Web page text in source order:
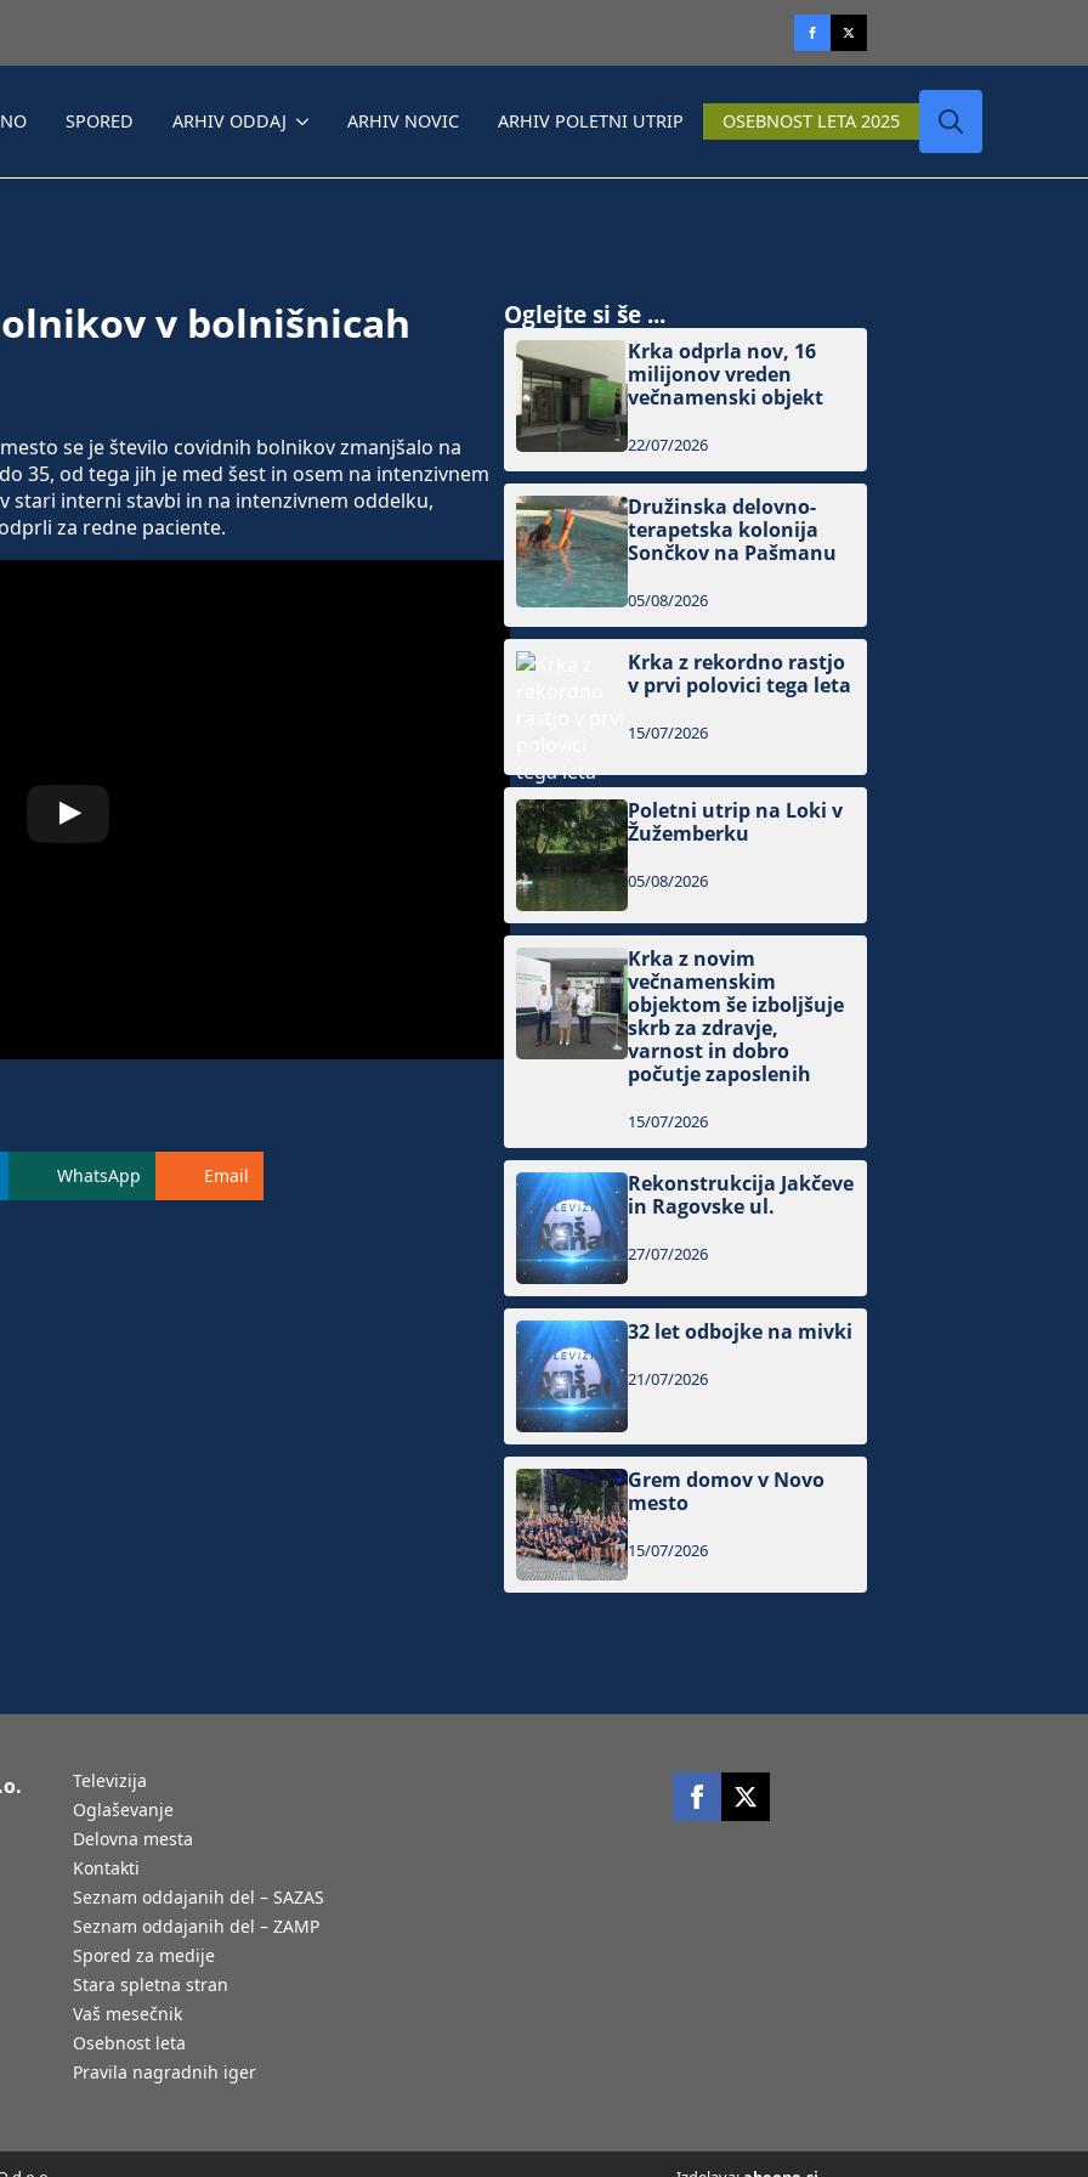
SPORED ARHIV ODDAJ ARHIV NOVIC ARHIV POLETNI UTRIP OSEBNOST LETA 2025
v bolnišnicah
se je število covidnih bolnikov zmanjšalo na
35, od tega jih je med šest in osem na intenzivnem
stari interni stavbi in na intenzivnem oddelku,
za redne paciente.
WhatsApp Email
Oglejte si še ...
Krka odprla nov, 16
milijonov vreden
večnamenski objekt
22/07/2026
Družinska delovno-
terapetska kolonija
Sončkov na Pašmanu
05/08/2026
Krka z rekordno rastjo
v prvi polovici tega leta
15/07/2026
Poletni utrip na Loki v
Žužemberku
05/08/2026
Krka z novim
večnamenskim
objektom še izboljšuje
skrb za zdravje,
varnost in dobro
počutje zaposlenih
15/07/2026
Rekonstrukcija Jakčeve
in Ragovske ul.
27/07/2026
32 let odbojke na mivki
21/07/2026
Grem domov v Novo
mesto
15/07/2026
Televizija
Oglaševanje
Delovna mesta
Kontakti
Seznam oddajanih del – SAZAS
Seznam oddajanih del – ZAMP
Spored za medije
Stara spletna stran
Vaš mesečnik
Osebnost leta
Pravila nagradnih iger